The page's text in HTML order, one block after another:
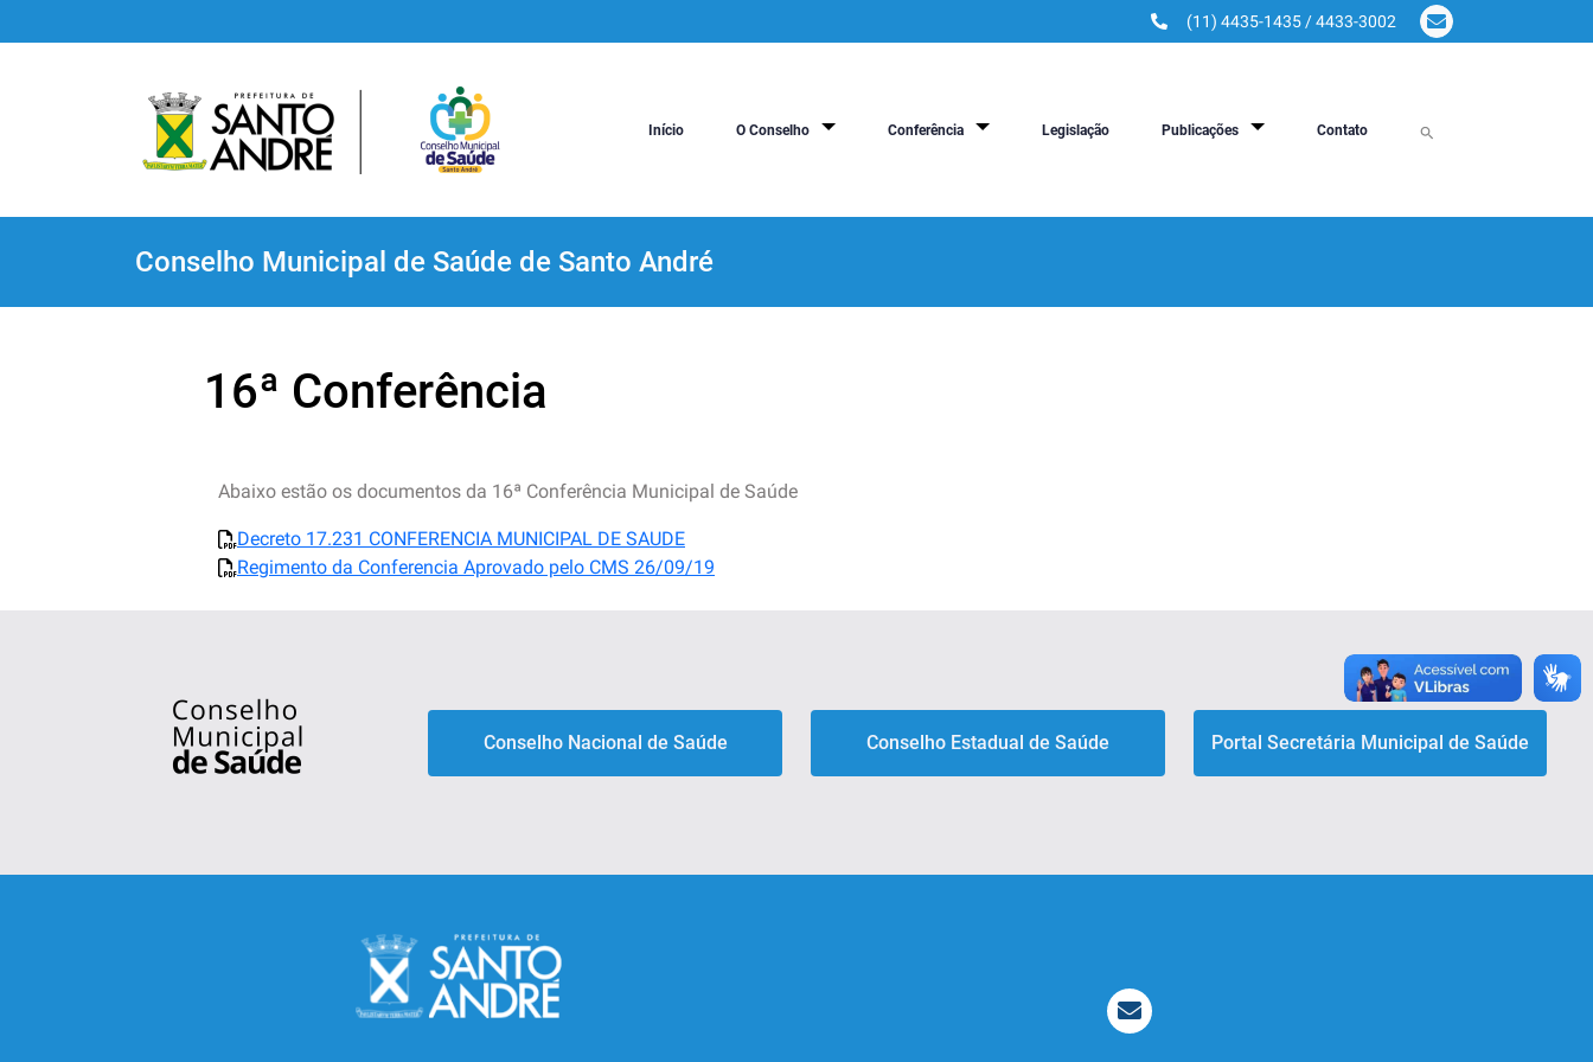
(11) 4435-1435 / 4433-3002
Início O Conselho Conferência Legislação Publicações Contato
Conselho Municipal de Saúde de Santo André
16ª Conferência
Abaixo estão os documentos da 16ª Conferência Municipal de Saúde
Decreto 17.231 CONFERENCIA MUNICIPAL DE SAUDE
Regimento da Conferencia Aprovado pelo CMS 26/09/19
Conselho Nacional de Saúde Conselho Estadual de Saúde Portal Secretária Municipal de Saúde